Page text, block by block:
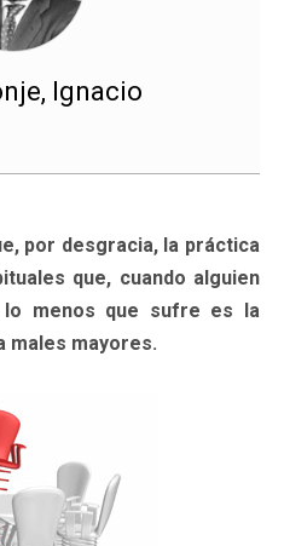
Ignacio
por desgracia, la práctica
que, cuando alguien
menos que sufre es la
males mayores.